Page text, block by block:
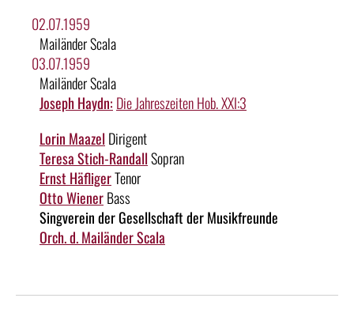
02.07.1959
Mailänder Scala
03.07.1959
Mailänder Scala
Joseph Haydn: Die Jahreszeiten Hob. XXI:3
Lorin Maazel Dirigent
Teresa Stich-RandallSopran
Ernst HäfligerTenor
Otto WienerBass
Singverein der Gesellschaft der Musikfreunde
Orch. d. Mailänder Scala